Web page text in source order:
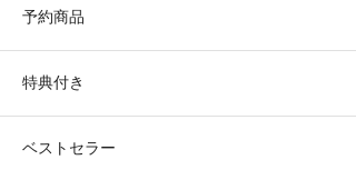
予約商品
特典付き
ベストセラー